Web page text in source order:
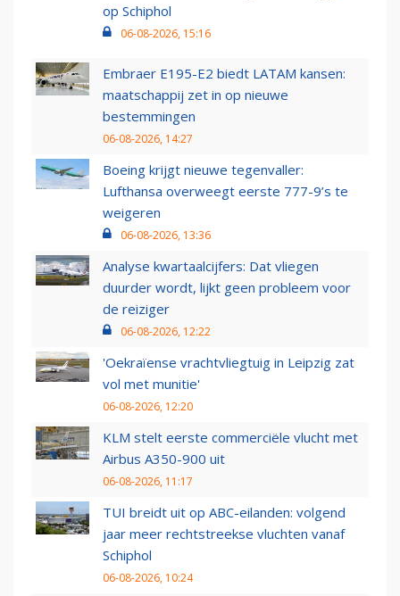
op Schiphol
06-08-2026, 15:16
Embraer E195-E2 biedt LATAM kansen:
maatschappij zet in op nieuwe
bestemmingen
06-08-2026, 14:27
Boeing krijgt nieuwe tegenvaller:
Lufthansa overweegt eerste 777-9’s te
weigeren
06-08-2026, 13:36
Analyse kwartaalcijfers: Dat vliegen
duurder wordt, lijkt geen probleem voor
de reiziger
06-08-2026, 12:22
'Oekraïense vrachtvliegtuig in Leipzig zat
vol met munitie'
06-08-2026, 12:20
KLM stelt eerste commerciële vlucht met
Airbus A350-900 uit
06-08-2026, 11:17
TUI breidt uit op ABC-eilanden: volgend
jaar meer rechtstreekse vluchten vanaf
Schiphol
06-08-2026, 10:24